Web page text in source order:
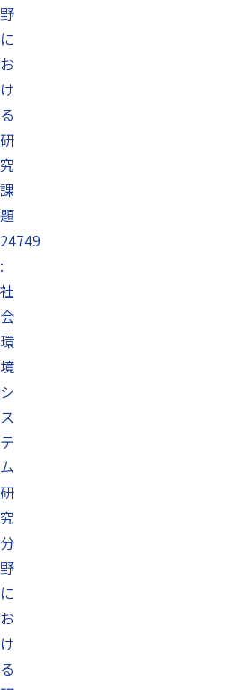
野
に
お
け
る
研
究
課
題
24749
:
社
会
環
境
シ
ス
テ
ム
研
究
分
野
に
お
け
る